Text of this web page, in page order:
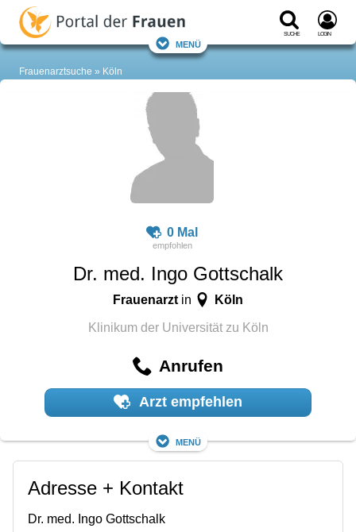
Suche Login
Menü
Frauenarztsuche Köln
0 Mal
Dr. med. Ingo Gottschalk
Frauenarztin Köln
Klinikum der Universität zu Köln
Anrufen
Arzt empfehlen
Menü
Adresse + Kontakt
Dr. med. Ingo Gottschalk